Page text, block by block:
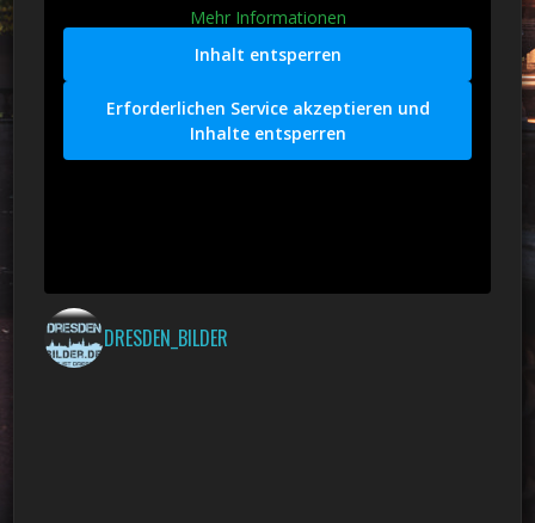
Mehr Informationen
Inhalt entsperren
Erforderlichen Service akzeptieren und
Inhalte entsperren
DRESDEN_BILDER